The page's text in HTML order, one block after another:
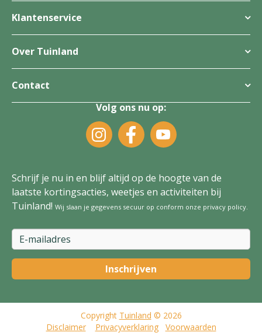
Klantenservice
Over Tuinland
Contact
Volg ons nu op:
Schrijf je nu in en blijf altijd op de hoogte van de
laatste kortingsacties, weetjes en activiteiten bij
Tuinland! Wij slaan je gegevens secuur op conform onze privacy policy.
Copyright Tuinland © 2026
Disclaimer
Privacyverklaring Voorwaarden